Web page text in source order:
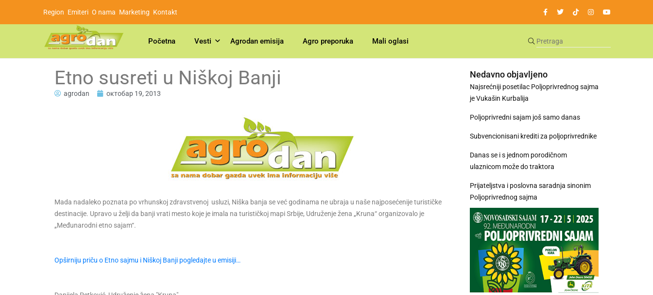
Region Emiteri O nama Marketing Kontakt
Početna Vesti Agrodan emisija Agro preporuka Mali oglasi
Etno susreti u Niškoj Banji
agrodan октобар 19, 2013
Mada nadaleko poznata po vrhunskoj zdravstvenoj usluzi, Niška banja se već godinama ne ubraja u naše najposećenije turističke
destinacije. Upravo u želji da banji vrati mesto koje je imala na turističkoj mapi Srbije, Udruženje žena „Kruna“ organizovalo je
„Međunarodni etno sajam“.
Opširniju priču o Etno sajmu i Niškoj Banji pogledajte u emisiji…
Nedavno objavljeno
Najsrećniji posetilac Poljoprivrednog sajma
je Vukašin Kurbalija
Poljoprivredni sajam još samo danas
Subvencionisani krediti za poljoprivrednike
Danas se i s jednom porodičnom
ulaznicom može do traktora
Prijateljstva i poslovna saradnja sinonim
Poljoprivrednog sajma